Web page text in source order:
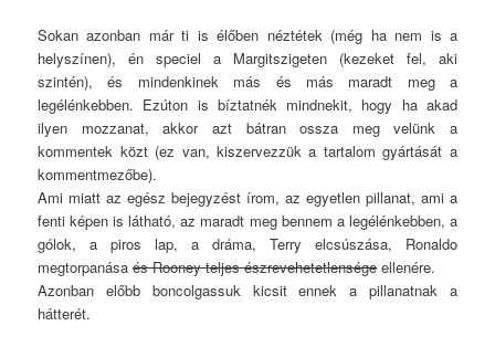
Sokan azonban már ti is élőben néztétek (még ha nem is a
helyszínen), én speciel a Margitszigeten (kezeket fel, aki
szintén), és mindenkinek más és más maradt meg a
legélénkebben. Ezúton is bíztatnék mindnekit, hogy ha akad
ilyen mozzanat, akkor azt bátran ossza meg velünk a
kommentek közt (ez van, kiszervezzük a tartalom gyártását a
kommentmezőbe).
Ami miatt az egész bejegyzést írom, az egyetlen pillanat, ami a
fenti képen is látható, az maradt meg bennem a legélénkebben, a
gólok, a piros lap, a dráma, Terry elcsúszása, Ronaldo
megtorpanásaés Rooney teljes észrevehetetlensége ellenére.
Azonban előbb boncolgassuk kicsit ennek a pillanatnak a
hátterét.